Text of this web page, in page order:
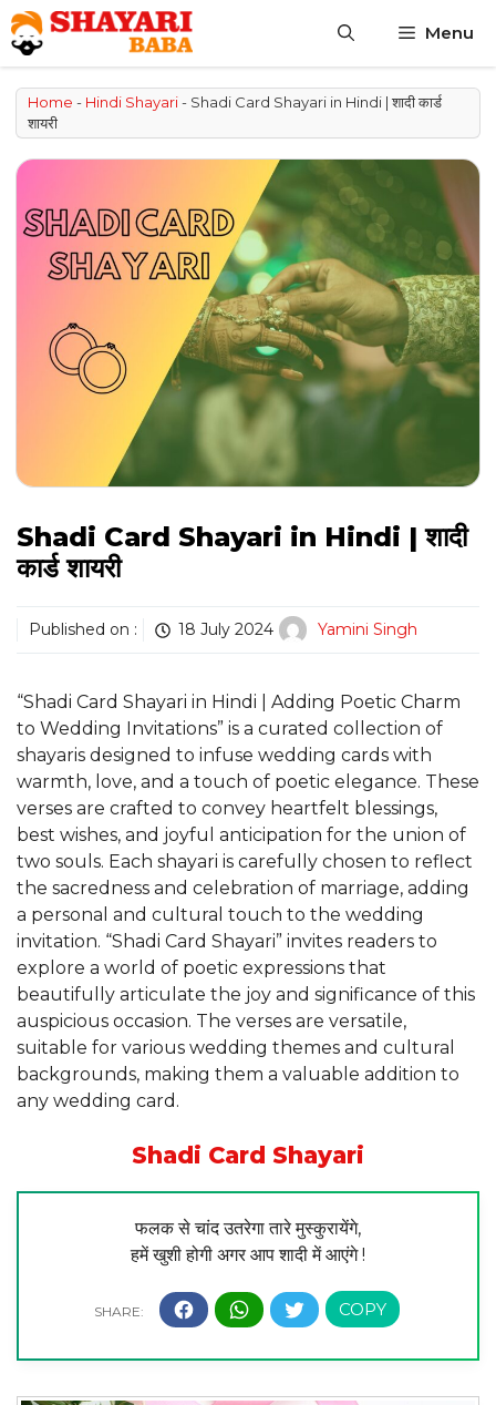
Skip
to
content
Menu
Home - Hindi Shayari- Shadi Card Shayari in Hindi | शादी कार्ड
शायरी
Shadi Card Shayari in Hindi | शादी
कार्ड शायरी
Published on : 18 July 2024 Yamini Singh
“Shadi Card Shayari in Hindi | Adding Poetic Charm
to Wedding Invitations” is a curated collection of
shayaris designed to infuse wedding cards with
warmth, love, and a touch of poetic elegance. These
verses are crafted to convey heartfelt blessings,
best wishes, and joyful anticipation for the union of
two souls. Each shayari is carefully chosen to reflect
the sacredness and celebration of marriage, adding
a personal and cultural touch to the wedding
invitation. “Shadi Card Shayari” invites readers to
explore a world of poetic expressions that
beautifully articulate the joy and significance of this
auspicious occasion. The verses are versatile,
suitable for various wedding themes and cultural
backgrounds, making them a valuable addition to
any wedding card.
Shadi Card Shayari
फलक से चांद उतरेगा तारे मुस्कुरायेंगे,
हमें खुशी होगी अगर आप शादी में आएंगे !